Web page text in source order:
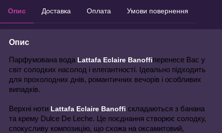
Опис Доставка Оплата Умови повернення
Опис
Парфумована вода Lattafa Eclaire Banoffiперенесе Вас у
світ солодких насолод і елегантності. Ідеально підходить
для прохолодних днів, романтичних вечорів і особливих
випадків.
Верхні ноти Lattafa Eclaire Banoffi складаються з банана
та крему Dulce De Leche. Це поєднання створює солодку,
спокусливу композицію, що схожа на оксамитовий,